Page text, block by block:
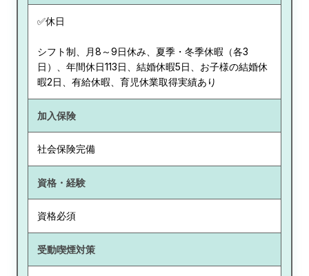
✅休日
シフト制、月8～9日休み、夏季・冬季休暇（各3
日）、年間休日113日、結婚休暇5日、お子様の結婚休
暇2日、有給休暇、育児休業取得実績あり
加入保険
社会保険完備
資格・経験
資格必須
受動喫煙対策